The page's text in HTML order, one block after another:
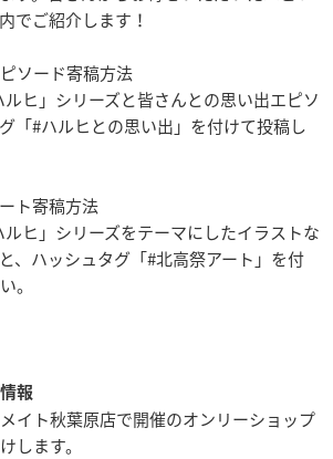
でご紹介します！
ソード寄稿方法
ヒ」シリーズと皆さんとの思い出エピソ
「#ハルヒとの思い出」を付けて投稿し
ト寄稿方法
ヒ」シリーズをテーマにしたイラストな
、ハッシュタグ「#北高祭アート」を付
。
報
イト秋葉原店で開催のオンリーショップ
します。